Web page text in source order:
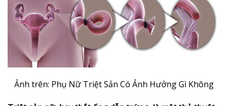
Ảnh trên: Phụ Nữ Triệt Sản Có Ảnh Hưởng Gì Không